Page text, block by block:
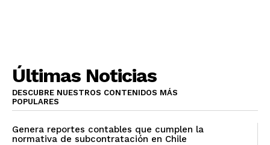
Últimas Noticias
DESCUBRE NUESTROS CONTENIDOS MÁS
POPULARES
Genera reportes contables que cumplen la
normativa de subcontratación en Chile